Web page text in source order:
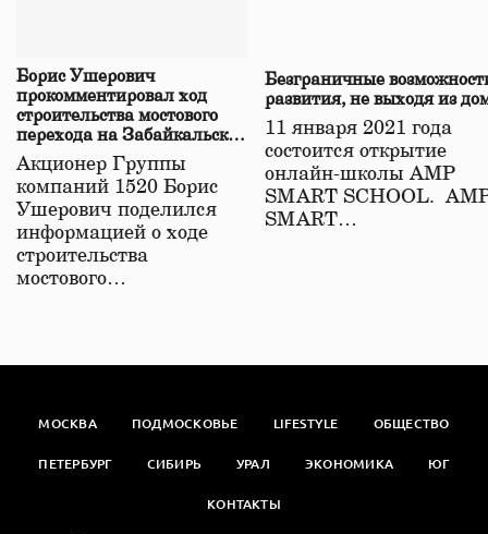
Борис Ушерович
прокомментировал ход
строительства мостового
перехода на Забайкальской
железной дороге
Акционер Группы
компаний 1520 Борис
Ушерович поделился
информацией о ходе
строительства
мостового…
Безграничные
развития, не выходя из
11 января 2021 года
состоится открытие
онлайн-школы АМР
SMART SCHOOL.
SMART…
МОСКВА ПОДМОСКОВЬЕ LIFESTYLE ОБЩЕСТВО
ПЕТЕРБУРГ СИБИРЬ УРАЛ ЭКОНОМИКА ЮГ
КОНТАКТЫ